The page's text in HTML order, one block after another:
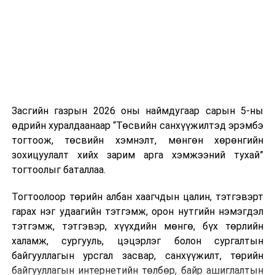
Шинэ хууль Францын зах зээлд үйлчилдэг гадаадын
дуудлагын төвүүдэд нөлөөлөхөөр байна. Тухайлбал,
Мароккогийн дуудлагын төвүүдийн орлогын 80 гаруй
хувь Францын зах зээлээс бүрддэг бөгөөд тус улсын
40–50 мянган ажлын байр эрсдэлд орж болзошгүйг
Засгийн газрын 2026 оны наймдугаар сарын 5-ны
өдрийн хуралдаанаар “Төсвийн санхүүжилтэд эрэмбэ
тогтоож, төсвийн хэмнэлт, мөнгөн хөрөнгийн
зохицуулалт хийх зарим арга хэмжээний тухай”
тогтоолыг баталлаа.
Тогтоолоор төрийн албан хаагчдын цалин, тэтгэвэрт
гарах нэг удаагийн тэтгэмж, орон нутгийн нэмэгдэл
тэтгэмж, тэтгэвэр, хүүхдийн мөнгө, бүх төрлийн
халамж, сургууль, цэцэрлэг болон сургалтын
байгууллагын урсгал засвар, санхүүжилт, төрийн
байгууллагын интернетийн төлбөр, байр ашиглалтын